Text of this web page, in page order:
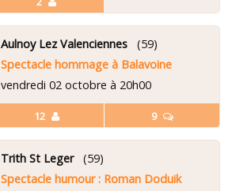
12 9
Aulnoy Lez Valenciennes(59)
Spectacle hommage à Balavoine
vendredi 02 octobre à 20h00
Trith St Leger(59)
Spectacle humour : Roman Doduik